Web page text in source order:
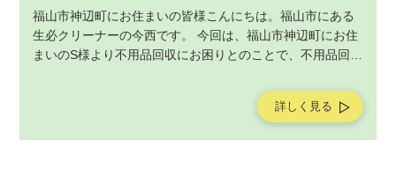
福山市神辺町にお住まいの皆様こんにちは。福山市にある
生必クリーナーの今西です。 今回は、福山市神辺町にお住
まいのS様より不用品回収にお困りとのことで、不用品回収
ビスの作業後にお客様よりアンケートを頂戴しましたの
詳しく見る